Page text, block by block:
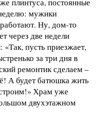
плинтуса, постоянные
мужики
Ну, дом-то
через две недели
пусть приезжает,
за три дня в
ремонтик сделаем –
А будет батюшка жить
Храм уже
двухэтажном